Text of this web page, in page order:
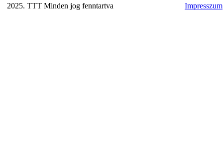
2025. TTT Minden jog fenntartva Impresszum